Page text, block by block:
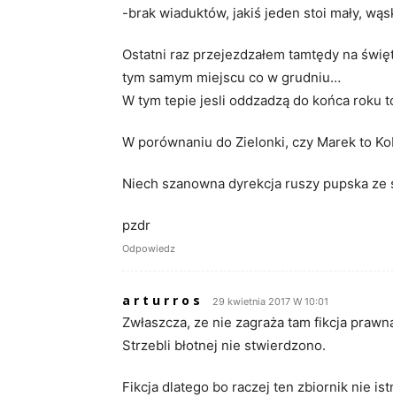
-brak wiaduktów, jakiś jeden stoi mały,
Ostatni raz przejezdzałem tamtędy na
tym samym miejscu co w grudniu…
W tym tepie jesli oddzadzą do końca roku
W porównaniu do Zielonki, czy Marek to
Niech szanowna dyrekcja ruszy pupska
pzdr
Odpowiedz
a r t u r r o s 29 kwietnia 2017 W 10:01
Zwłaszcza, ze nie zagraża tam fikcja
Strzebli błotnej nie stwierdzono.
Fikcja dlatego bo raczej ten zbiornik nie